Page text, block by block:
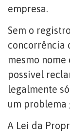
empresa.
Sem o
concorrência
mesmo nome
possível
legalmente
um problema
A Lei da